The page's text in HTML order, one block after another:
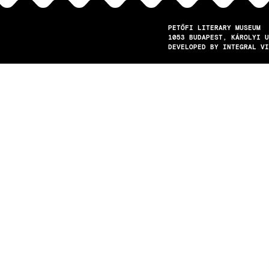
PETŐFI LITERARY MUSEUM
1053
BUDAPEST
KÁROLYI
DEVELOPED BY INTEGRAL